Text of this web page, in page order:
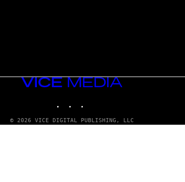
VICE
MEDIA
© 2026 VICE DIGITAL PUBLISHING, LLC